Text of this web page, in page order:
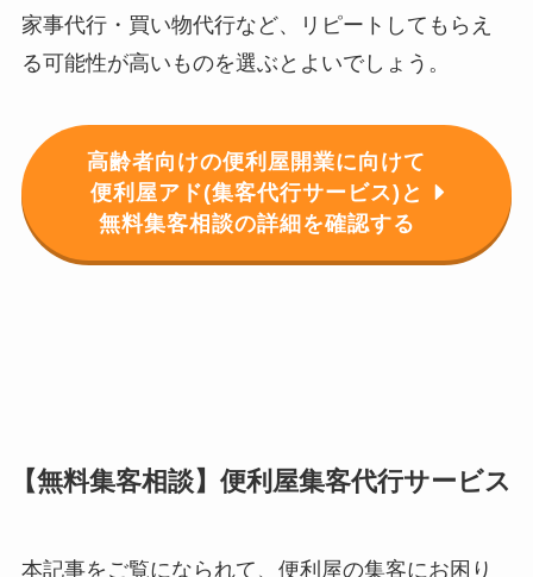
家事代行・買い物代行など、リピートしてもらえ
る可能性が高いものを選ぶとよいでしょう。
高齢者向けの便利屋開業に向けて
便利屋アド(集客代行サービス)と
無料集客相談の詳細を確認する
【無料集客相談】便利屋集客代行サービス
本記事をご覧になられて、便利屋の集客にお困り